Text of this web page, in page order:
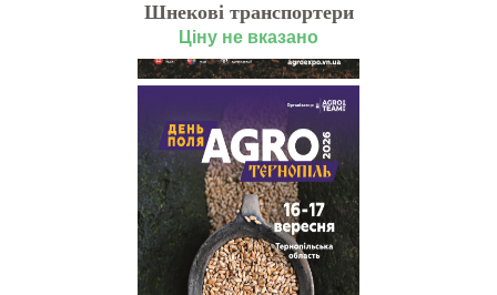
Шнекові транспортери
Ціну не вказано